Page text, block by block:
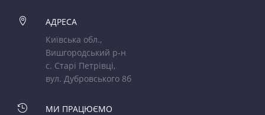

АДРЕСА
Київська обл.,
Вишгородський р-н
с. Старі Петрівці,
вул. Дубровського 8б

МИ ПРАЦЮЄМО